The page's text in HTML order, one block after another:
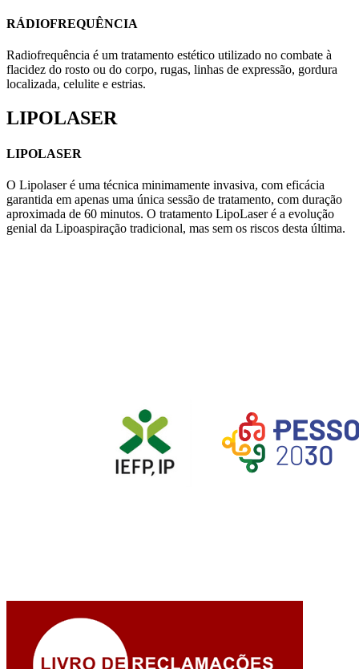
RÁDIOFREQUÊNCIA
Radiofrequência é um tratamento estético utilizado no combate à
flacidez do rosto ou do corpo, rugas, linhas de expressão, gordura
localizada, celulite e estrias.
LIPOLASER
LIPOLASER
O Lipolaser é uma técnica minimamente invasiva, com eficácia
garantida em apenas uma única sessão de tratamento, com duração
aproximada de 60 minutos. O tratamento LipoLaser é a evolução
genial da Lipoaspiração tradicional, mas sem os riscos desta última.